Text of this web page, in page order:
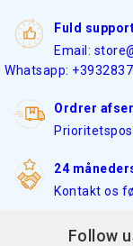
Fuld
Email:
Whatsapp:
Ordrer
24
Kontakt os
Follow